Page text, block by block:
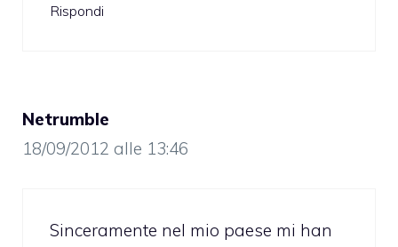
Rispondi
Netrumble
18/09/2012 alle 13:46
Sinceramente nel mio paese mi han